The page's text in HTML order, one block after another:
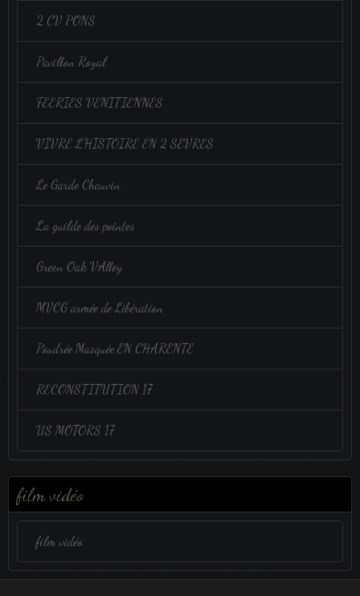
2 CV PONS
Pavillon Royal
FEERIES VENITIENNES
VIVRE L'HISTOIRE EN 2 SEVRES
Le Garde Chauvin
La guilde des pointes
Green Oak VAlley
MVCG armée de Libération
Poudrée Masquée EN CHARENTE
RECONSTITUTION 17
US MOTORS 17
film vidéo
film vidéo